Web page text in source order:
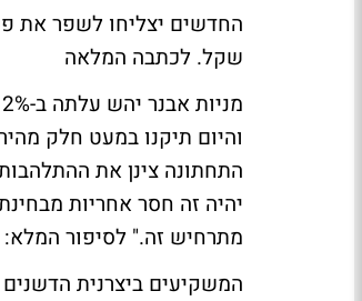
שקל. לכתבה המלאה
התחתונה צינן את
יהיה זה חסר אחריות
מתרחיש זה." לסיפור